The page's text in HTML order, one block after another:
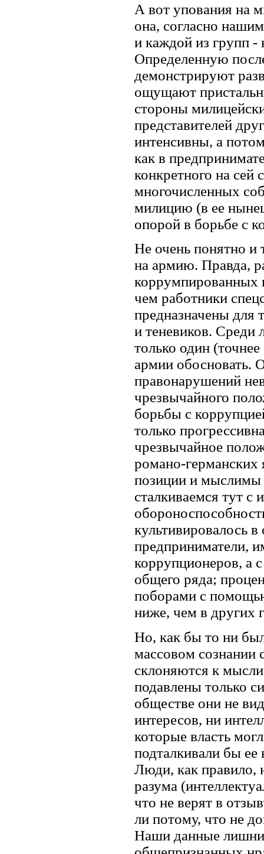
А вот упования на
она, согласно
и каждой из групп -
Определенную
демонстрируют
ощущают
стороны
представителей
интенсивны, а
как в
конкретного на
многочисленных
милицию (в ее
опорой в борьбе с
Не очень понятно и
на армию. Правда,
коррумпированных
чем работники
предназначены для
и теневиков.
только один
армии обосновать.
правонарушений
чрезвычайного
борьбы с
только
чрезвычайное
романо-германских
позиции и мыслимы
сталкиваемся тут с
культивировалось
предприниматели,
коррупционеров, а
общего ряда;
поборами с
ниже, чем в других
Но, как бы то ни
массовом сознании
склоняются к
подавлены только
обществе они не
интересов, ни
которые власть
подталкивали бы
Люди, как правило,
разума
что не верят в
ли потому, что не
Наши данные